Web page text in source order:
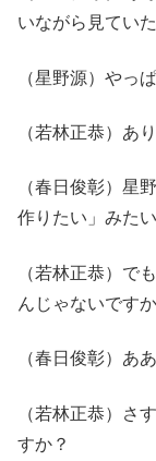
いながら見てい
（星野源）やっ
（若林正恭）あ
（春日俊彰）星
作りたい」みたい
（若林正恭）で
んじゃないです
（春日俊彰）あ
（若林正恭）さ
すか？